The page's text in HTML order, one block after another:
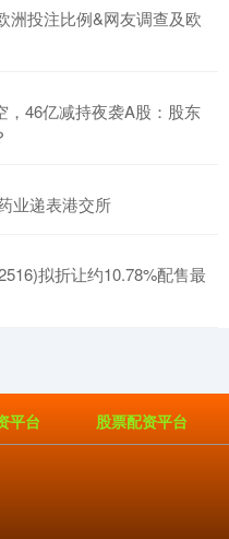
+43.13 +0.93%
洲投注比例&网友调查及欧
，46亿减持夜袭A股：股东
业递表港交所
拟折让约10.78%配售最
平台 股票配资平台